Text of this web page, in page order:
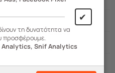
✔
τη δυνατότητα να
προσφέρουμε.
Snif Analytics